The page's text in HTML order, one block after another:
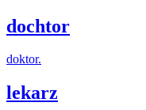
dochtor
doktor.
lekarz